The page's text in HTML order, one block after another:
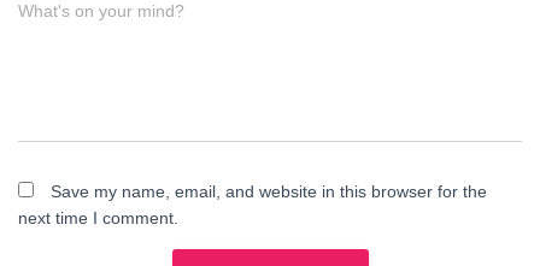
What's on your mind?
Save my name, email, and website in this browser for the
next time I comment.